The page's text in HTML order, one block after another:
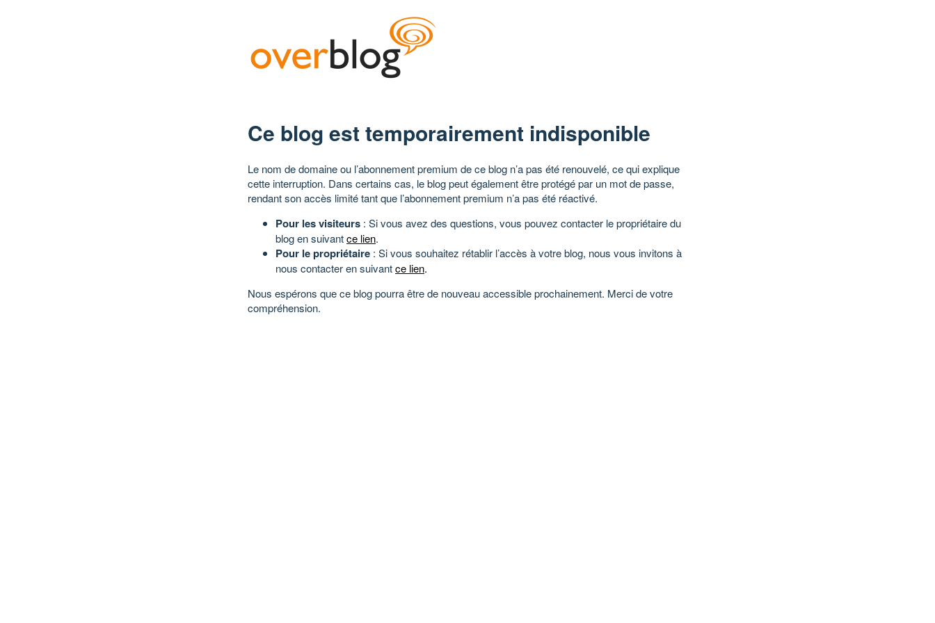
Ce blog est temporairement indisponible
Le nom de domaine ou l’abonnement premium de ce blog n’a pas été renouvelé, ce qui explique
cette interruption. Dans certains cas, le blog peut également être protégé par un mot de passe,
rendant son accès limité tant que l’abonnement premium n’a pas été réactivé.
Pour les visiteurs : Si vous avez des questions, vous pouvez contacter le propriétaire du
blog en suivantce lien.
Pour le propriétaire : Si vous souhaitez rétablir l’accès à votre blog, nous vous invitons à
nous contacter en suivantce lien.
Nous espérons que ce blog pourra être de nouveau accessible prochainement. Merci de votre
compréhension.